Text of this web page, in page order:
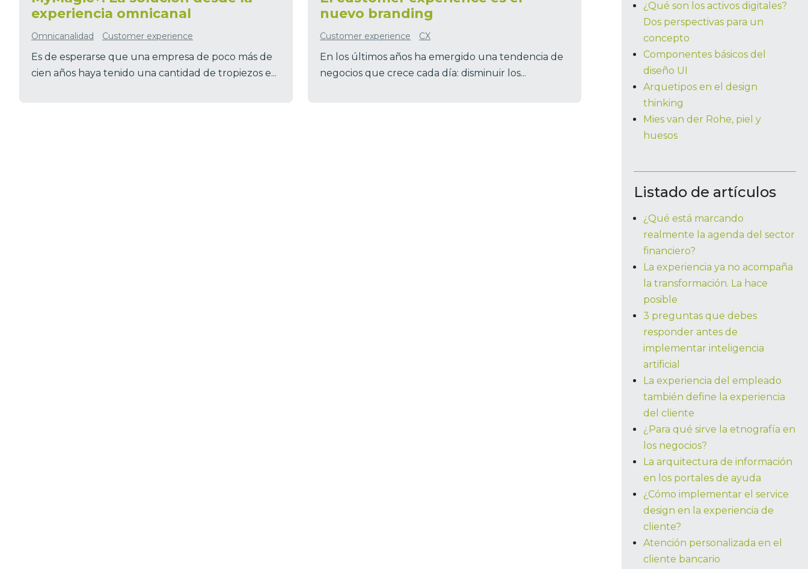
experiencia omnicanal
Omnicanalidad Customer experience
Es de esperarse que una empresa de poco más de
cien años haya tenido una cantidad de tropiezos e...
nuevo branding
Customer experience CX
En los últimos años ha emergido una tendencia de
negocios que crece cada día: disminuir los...
¿Qué son los activos digitales?
Dos perspectivas para un
concepto
Componentes básicos del
diseño UI
Arquetipos en el design
thinking
Mies van der Rohe, piel y
huesos
Listado de artículos
¿Qué está marcando
realmente la agenda del sector
financiero?
La experiencia ya no acompaña
la transformación. La hace
posible
3 preguntas que debes
responder antes de
implementar inteligencia
artificial
La experiencia del empleado
también define la experiencia
del cliente
¿Para qué sirve la etnografía en
los negocios?
La arquitectura de información
en los portales de ayuda
¿Cómo implementar el service
design en la experiencia de
cliente?
Atención personalizada en el
cliente bancario